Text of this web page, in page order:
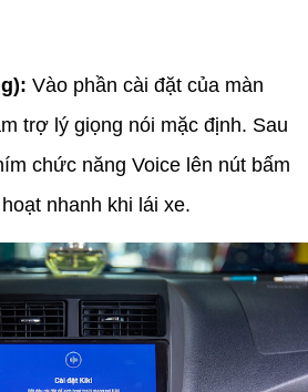
Vào phần cài đặt của màn
trợ lý giọng nói mặc định. Sau
chức năng Voice lên nút bấm
nhanh khi lái xe.